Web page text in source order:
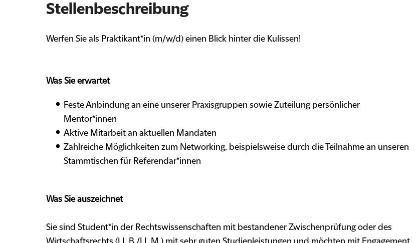
Stellenbeschreibung
Werfen Sie als Praktikant*in (m/w/d) einen Blick hinter die Kulissen!
Was Sie erwartet
Feste Anbindung an eine unserer Praxisgruppen sowie Zuteilung persönlicher
Mentor*innen
Aktive Mitarbeit an aktuellen Mandaten
Zahlreiche Möglichkeiten zum Networking, beispielsweise durch die Teilnahme an unseren
Stammtischen für Referendar*innen
Was Sie auszeichnet
Sie sind Student*in der Rechtswissenschaften mit bestandener Zwischenprüfung oder des